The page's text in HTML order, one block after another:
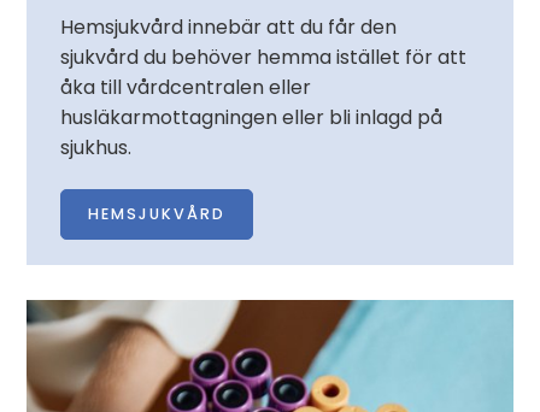
Hemsjukvård innebär att du får den
sjukvård du behöver hemma istället för att
åka till vårdcentralen eller
husläkarmottagningen eller bli inlagd på
sjukhus.
HEMSJUKVÅRD